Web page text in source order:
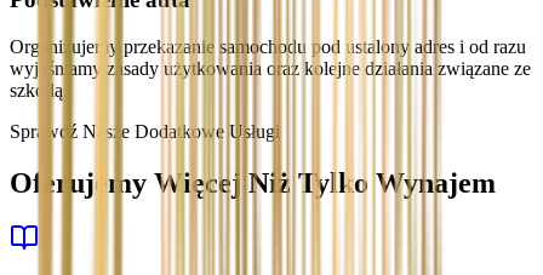
Organizujemy przekazanie samochodu pod ustalony adres i od razu
wyjaśniamy zasady użytkowania oraz kolejne działania związane ze
szkodą.
Sprawdź Nasze Dodatkowe Usługi
Oferujemy Więcej Niż Tylko Wynajem